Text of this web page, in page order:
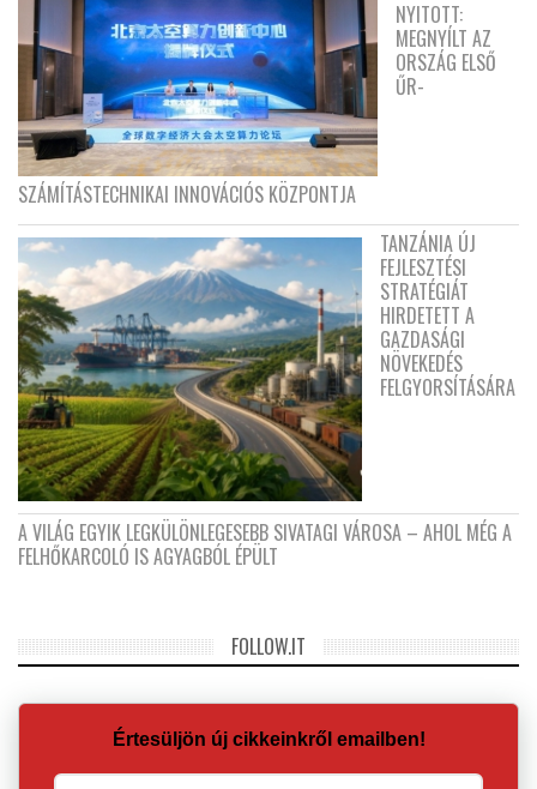
NYITOTT:
MEGNYÍLT AZ
ORSZÁG ELSŐ
ŰR-
SZÁMÍTÁSTECHNIKAI INNOVÁCIÓS KÖZPONTJA
TANZÁNIA ÚJ
FEJLESZTÉSI
STRATÉGIÁT
HIRDETETT A
GAZDASÁGI
NÖVEKEDÉS
FELGYORSÍTÁSÁRA
A VILÁG EGYIK LEGKÜLÖNLEGESEBB SIVATAGI VÁROSA – AHOL MÉG A
FELHŐKARCOLÓ IS AGYAGBÓL ÉPÜLT
FOLLOW.IT
Értesüljön új cikkeinkről emailben!